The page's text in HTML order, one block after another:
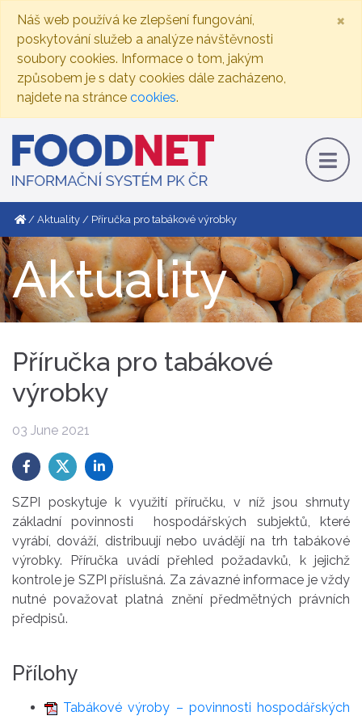
Náš web používá ke zlepšení fungování,
poskytování služeb a analýze návštěvnosti
soubory cookies. Informace o tom, jakým
způsobem je s daty cookies dále zacházeno,
najdete na stránce cookies.
×
Aktuality Příručka pro tabákové výrobky
Aktuality
Příručka pro tabákové
výrobky
03 June 2021
SZPI poskytuje k využití příručku, v níž jsou shrnuty
základní povinnosti hospodářských subjektů, které
vyrábí, dováží, distribuují nebo uvádějí na trh tabákové
výrobky. Příručka uvádí přehled požadavků, k jejichž
kontrole je SZPI příslušná. Za závazné informace je vždy
nutné považovat platná znění předmětných právních
předpisů.
Přílohy
Tabákové výroby – povinnosti hospodářských